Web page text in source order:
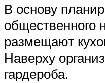
В основу
общественного
размещают
Наверху
гардероба.